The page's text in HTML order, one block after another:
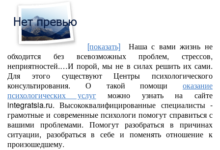
[показать]Наша с вами жизнь не
обходится без всевозможных проблем, стрессов,
неприятностей.…И порой, мы не в силах решить их сами.
Для этого существуют Центры психологического
консультирования. О такой помощи оказание
психологических услугможно узнать на сайте
integratsia.ru. Высококвалифицированные специалисты -
грамотные и современные психологи помогут справиться с
вашими проблемами. Помогут разобраться в причинах
ситуации, разобраться в себе и поменять отношение к
произошедшему.